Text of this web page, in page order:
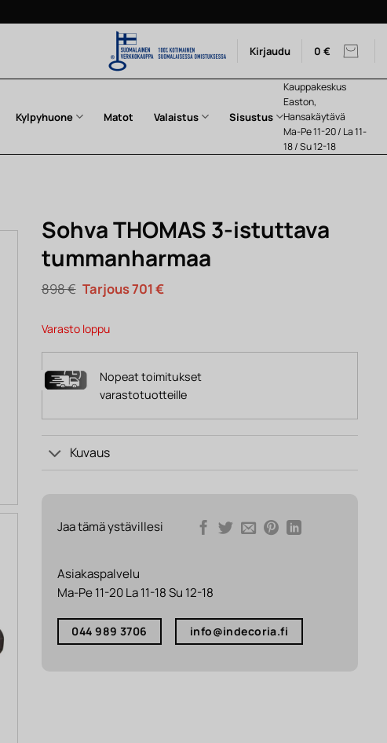
Kirjaudu 0 €
Kylpyhuone Matot Valaistus Sisustus
Kauppakeskus
Easton,
Hansakäytävä
Ma-Pe 11-20 / La 11-
18 / Su 12-18
Sohva THOMAS 3-istuttava
tummanharmaa
898€ Alkuperäinen
hinta
898 €.
701€Nykyinen
Varasto loppu
Nopeat toimitukset
varastotuotteille
Kuvaus
Jaa tämä ystävillesi
Asiakaspalvelu
Ma-Pe 11-20 La 11-18 Su 12-18
044 989 3706 info@indecoria.fi